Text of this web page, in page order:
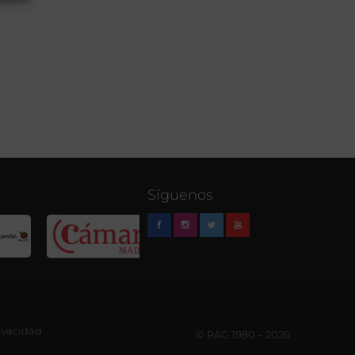
Síguenos
© RAG 1980 – 2026